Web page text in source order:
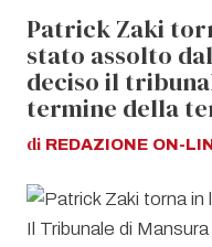
Patrick Zaki
stato assolto
deciso il
termine della
di REDAZIONE ON-